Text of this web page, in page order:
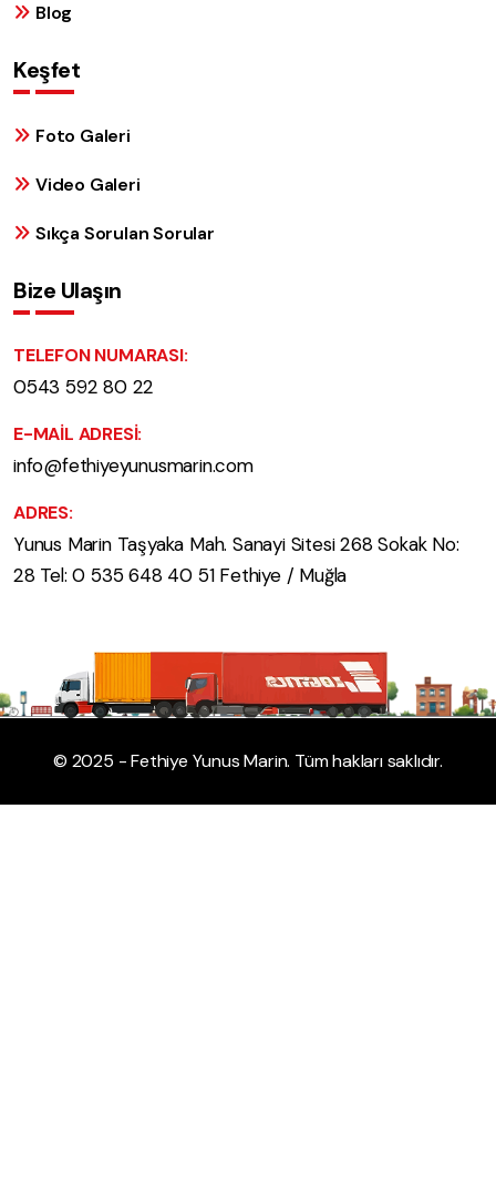
Blog
Keşfet
Foto Galeri
Video Galeri
Sıkça Sorulan Sorular
Bize Ulaşın
TELEFON NUMARASI:
0543 592 80 22
E-MAIL ADRESI:
info@fethiyeyunusmarin.com
ADRES:
Yunus Marin Taşyaka Mah. Sanayi Sitesi 268 Sokak No:
28 Tel: 0 535 648 40 51 Fethiye / Muğla
© 2025 - Fethiye Yunus Marin. Tüm hakları saklıdır.